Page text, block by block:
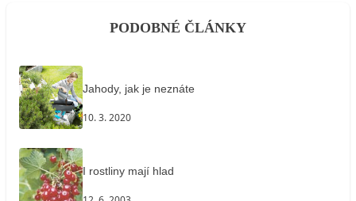
PODOBNÉ ČLÁNKY
Jahody, jak je neznáte
10. 3. 2020
I rostliny mají hlad